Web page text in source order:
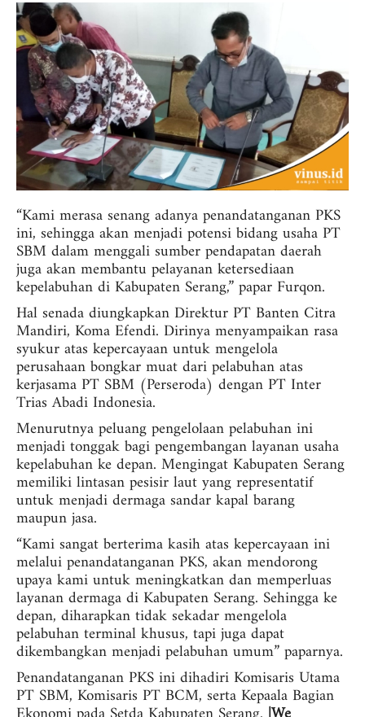
“Kami merasa senang adanya penandatanganan PKS
ini, sehingga akan menjadi potensi bidang usaha PT
SBM dalam menggali sumber pendapatan daerah
juga akan membantu pelayanan ketersediaan
kepelabuhan di Kabupaten Serang,” papar Furqon.
Hal senada diungkapkan Direktur PT Banten Citra
Mandiri, Koma Efendi. Dirinya menyampaikan rasa
syukur atas kepercayaan untuk mengelola
perusahaan bongkar muat dari pelabuhan atas
kerjasama PT SBM (Perseroda) dengan PT Inter
Trias Abadi Indonesia.
Menurutnya peluang pengelolaan pelabuhan ini
menjadi tonggak bagi pengembangan layanan usaha
kepelabuhan ke depan. Mengingat Kabupaten Serang
memiliki lintasan pesisir laut yang representatif
untuk menjadi dermaga sandar kapal barang
maupun jasa.
“Kami sangat berterima kasih atas kepercayaan ini
melalui penandatanganan PKS, akan mendorong
upaya kami untuk meningkatkan dan memperluas
layanan dermaga di Kabupaten Serang. Sehingga ke
depan, diharapkan tidak sekadar mengelola
pelabuhan terminal khusus, tapi juga dapat
dikembangkan menjadi pelabuhan umum” paparnya.
Penandatanganan PKS ini dihadiri Komisaris Utama
PT SBM, Komisaris PT BCM, serta Kepaala Bagian